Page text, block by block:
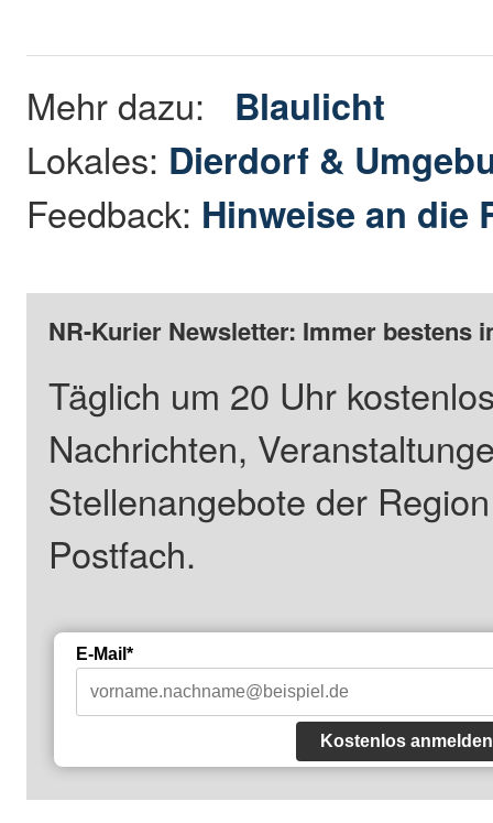
Mehr dazu: Blaulicht
Lokales: Dierdorf &
Feedback: Hinweise an die
NR-Kurier Newsletter: Immer bestens
Täglich um 20 Uhr
Nachrichten,
Stellenangebote der
Postfach.
E-Mail*
Kostenlos anmelden